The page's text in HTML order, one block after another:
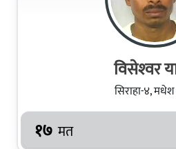
विसेश्‍वर
सिराहा-४, मधेश
१७ मत